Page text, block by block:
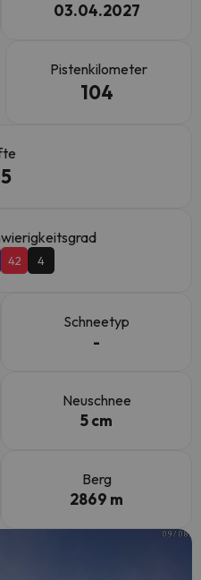
03.04.2027
Pistenkilometer
104
42 4
Schneetyp
-
Neuschnee
5 cm
Berg
2869 m